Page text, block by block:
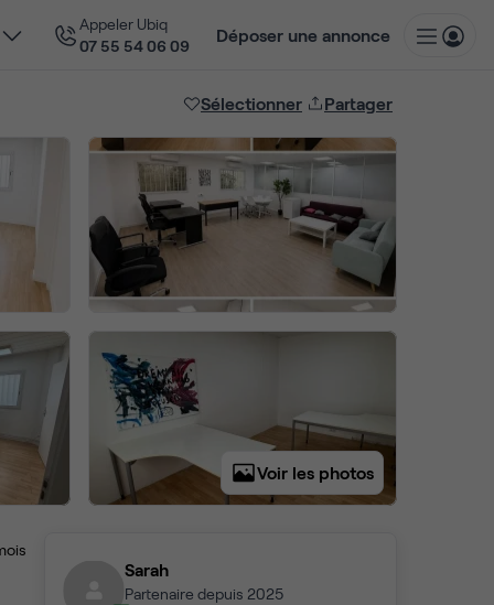
Appeler Ubiq
07 55 54 06 09
Déposer une annonce
Sélectionner Partager
Voir les photos
Sarah
Partenaire depuis 2025